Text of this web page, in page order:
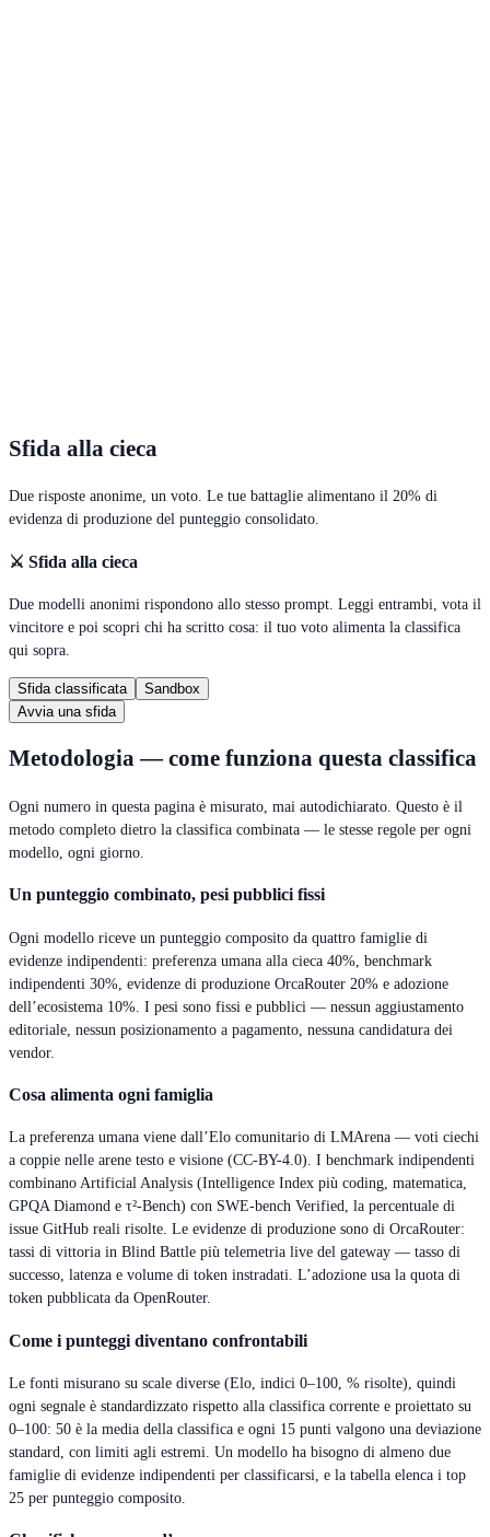
Sfida alla cieca
Due risposte anonime, un voto. Le tue battaglie alimentano il 20% di
evidenza di produzione del punteggio consolidato.
⚔️ Sfida alla cieca
Due modelli anonimi rispondono allo stesso prompt. Leggi entrambi, vota il
vincitore e poi scopri chi ha scritto cosa: il tuo voto alimenta la classifica
qui sopra.
Sfida classificata
Sandbox
Avvia una sfida
Metodologia — come funziona questa classifica
Ogni numero in questa pagina è misurato, mai autodichiarato. Questo è il
metodo completo dietro la classifica combinata — le stesse regole per ogni
modello, ogni giorno.
Un punteggio combinato, pesi pubblici fissi
Ogni modello riceve un punteggio composito da quattro famiglie di
evidenze indipendenti: preferenza umana alla cieca 40%, benchmark
indipendenti 30%, evidenze di produzione OrcaRouter 20% e adozione
dell’ecosistema 10%. I pesi sono fissi e pubblici — nessun aggiustamento
editoriale, nessun posizionamento a pagamento, nessuna candidatura dei
vendor.
Cosa alimenta ogni famiglia
La preferenza umana viene dall’Elo comunitario di LMArena — voti ciechi
a coppie nelle arene testo e visione (CC-BY-4.0). I benchmark indipendenti
combinano Artificial Analysis (Intelligence Index più coding, matematica,
GPQA Diamond e τ²-Bench) con SWE-bench Verified, la percentuale di
issue GitHub reali risolte. Le evidenze di produzione sono di OrcaRouter:
tassi di vittoria in Blind Battle più telemetria live del gateway — tasso di
successo, latenza e volume di token instradati. L’adozione usa la quota di
token pubblicata da OpenRouter.
Come i punteggi diventano confrontabili
Le fonti misurano su scale diverse (Elo, indici 0–100, % risolte), quindi
ogni segnale è standardizzato rispetto alla classifica corrente e proiettato su
0–100: 50 è la media della classifica e ogni 15 punti valgono una deviazione
standard, con limiti agli estremi. Un modello ha bisogno di almeno due
famiglie di evidenze indipendenti per classificarsi, e la tabella elenca i top
25 per punteggio composito.